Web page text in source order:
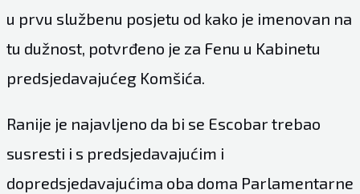
u prvu službenu posjetu od kako je imenovan na
tu dužnost, potvrđeno je za Fenu u Kabinetu
predsjedavajućeg Komšića.
Ranije je najavljeno da bi se Escobar trebao
susresti i s predsjedavajućim i
dopredsjedavajućima oba doma Parlamentarne